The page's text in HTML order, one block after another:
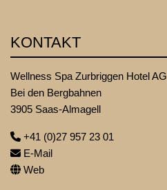
KONTAKT
Wellness Spa Zurbriggen Hotel AG
Bei den Bergbahnen
3905 Saas-Almagell
+41 (0)27 957 23 01
E-Mail
Web